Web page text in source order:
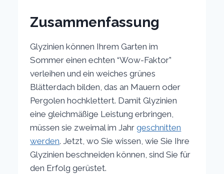
Zusammenfassung
Glyzinien können Ihrem Garten im
Sommer einen echten “Wow-Faktor”
verleihen und ein weiches grünes
Blätterdach bilden, das an Mauern oder
Pergolen hochklettert. Damit Glyzinien
eine gleichmäßige Leistung erbringen,
müssen sie zweimal im Jahrgeschnitten
werden. Jetzt, wo Sie wissen, wie Sie Ihre
Glyzinien beschneiden können, sind Sie für
den Erfolg gerüstet.